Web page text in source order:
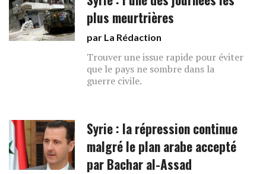
plus meurtrières
par La Rédaction
Trouver une issue rapide pour éviter
que le pays ne sombre dans la
guerre civile.
Syrie : la répression continue
malgré le plan arabe accepté
par Bachar al-Assad